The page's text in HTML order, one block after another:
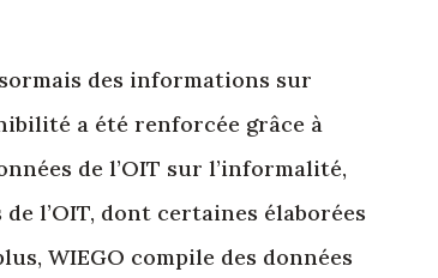
des informations sur
a été renforcée grâce à
de l’OIT sur l’informalité,
l’OIT, dont certaines élaborées
WIEGO compile des données